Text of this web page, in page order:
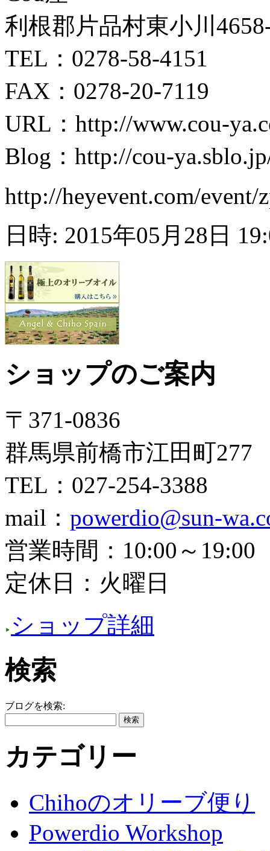
利根郡片品村東小川
TEL：0278-58-4151
FAX：0278-20-7119
URL：http://www.cou-
Blog：http://cou-
http://heyevent.com/event/
日時: 2015年05月28日
ショップのご案内
〒371-0836
群馬県前橋市江田町277
TEL：027-254-3388
mail： powerdio@sun-
営業時間：10:00～19:00
定休日：火曜日
ショップ詳細
検索
ブログを検索:
カテゴリー
Chihoのオリーブ便り
Powerdio Workshop